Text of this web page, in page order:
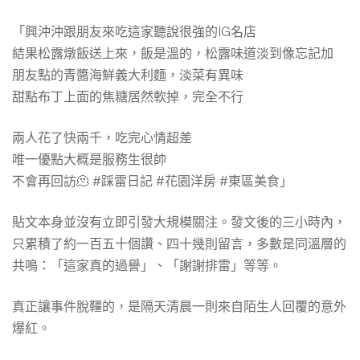
「興沖沖跟朋友來吃這家聽說很強的IG名店
結果松露燉飯送上來，飯是溫的，松露味道淡到像忘記加
朋友點的青醬海鮮義大利麵，淡菜有異味
甜點布丁上面的焦糖居然軟掉，完全不行
兩人花了快兩千，吃完心情超差
唯一優點大概是服務生很帥
不會再回訪🫠 #踩雷日記 #花園洋房 #東區美食」
貼文本身並沒有立即引發大規模關注。發文後的三小時內，
只累積了約一百五十個讚、四十幾則留言，多數是同溫層的
共鳴：「這家真的過譽」、「謝謝排雷」等等。
真正讓事件脫韁的，是隔天清晨一則來自陌生人回覆的意外
爆紅。